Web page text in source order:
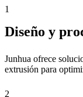
1
Diseño y
Junhua ofrece
extrusión para
2